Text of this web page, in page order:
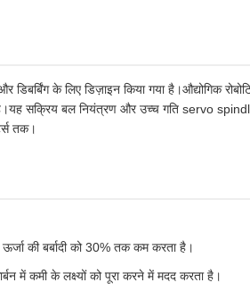
डिबर्बिंग के लिए डिज़ाइन किया गया है।औद्योगिक
सक्रिय बल नियंत्रण और उच्च गति servo
तक।
की बर्बादी को 30% तक कम करता है।
में कमी के लक्ष्यों को पूरा करने में मदद करता है।